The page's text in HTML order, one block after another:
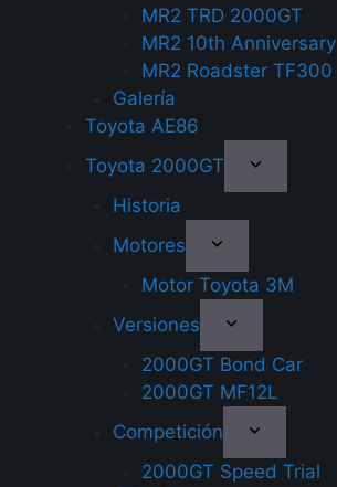
MR2 TRD 2000GT
MR2 10th Anniversary
MR2 Roadster TF300
Galería
Toyota AE86
Toyota 2000GT
Historia
Motores
Motor Toyota 3M
Versiones
2000GT Bond Car
2000GT MF12L
Competición
2000GT Speed Trial